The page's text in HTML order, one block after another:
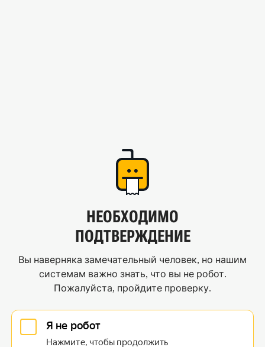
НЕОБХОДИМО
ПОДТВЕРЖДЕНИЕ
Вы наверняка замечательный человек, но нашим
системам важно знать, что вы не робот.
Пожалуйста, пройдите проверку.